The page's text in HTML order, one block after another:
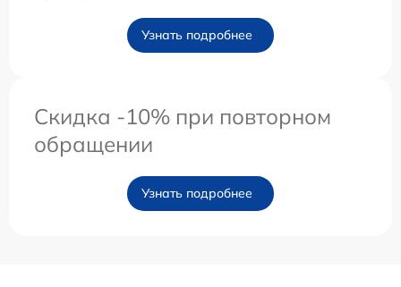
Узнать подробнее
Скидка -10% при повторном
обращении
Узнать подробнее